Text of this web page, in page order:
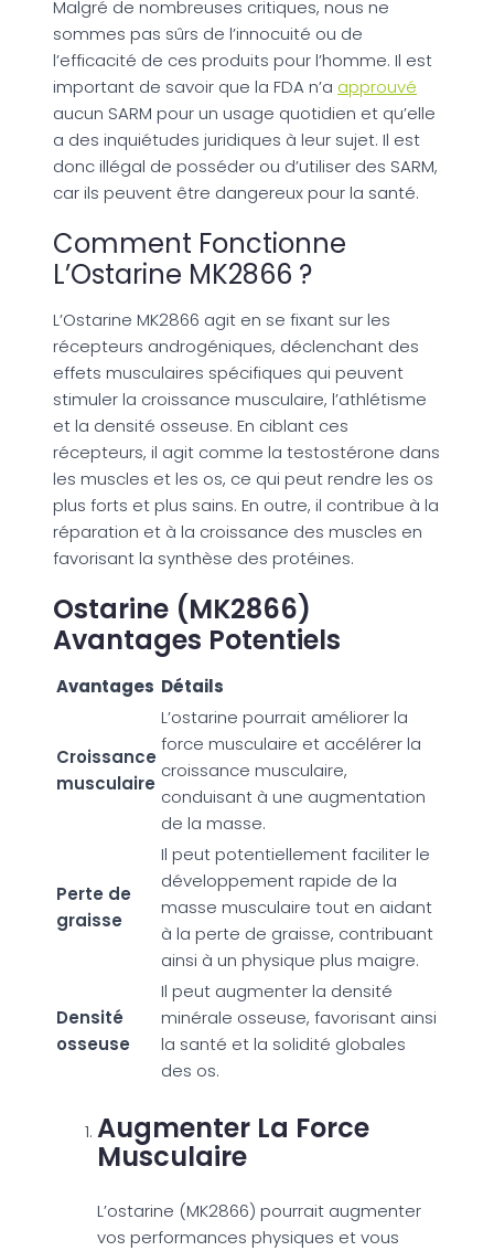
Malgré de nombreuses critiques, nous ne
sommes pas sûrs de l’innocuité ou de
l’efficacité de ces produits pour l’homme. Il est
important de savoir que la FDA n’a approuvé
aucun SARM pour un usage quotidien et qu’elle
a des inquiétudes juridiques à leur sujet. Il est
donc illégal de posséder ou d’utiliser des SARM,
car ils peuvent être dangereux pour la santé.
Comment Fonctionne
L’Ostarine MK2866 ?
L’Ostarine MK2866 agit en se fixant sur les
récepteurs androgéniques, déclenchant des
effets musculaires spécifiques qui peuvent
stimuler la croissance musculaire, l’athlétisme
et la densité osseuse. En ciblant ces
récepteurs, il agit comme la testostérone dans
les muscles et les os, ce qui peut rendre les os
plus forts et plus sains. En outre, il contribue à la
réparation et à la croissance des muscles en
favorisant la synthèse des protéines.
Ostarine (MK2866)
Avantages Potentiels
Avantages Détails
Croissance
musculaire
L’ostarine pourrait améliorer la
force musculaire et accélérer la
croissance musculaire,
conduisant à une augmentation
de la masse.
Perte de
graisse
Il peut potentiellement faciliter le
développement rapide de la
masse musculaire tout en aidant
à la perte de graisse, contribuant
ainsi à un physique plus maigre.
Densité
osseuse
Il peut augmenter la densité
minérale osseuse, favorisant ainsi
la santé et la solidité globales
des os.
Augmenter La Force
Musculaire
L’ostarine (MK2866) pourrait augmenter
vos performances physiques et vous